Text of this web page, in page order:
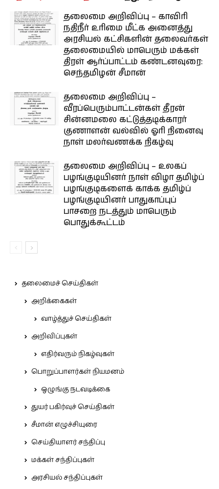
தலைமை அறிவிப்பு – காவிரி
நதிநீர் உரிமை மீட்க அனைத்து
அரசியல் கட்சிகளின் தலைவர்கள்
தலைமையில் மாபெரும் மக்கள்
திரள் ஆர்ப்பாட்டம் கண்டனவுரை:
செந்தமிழன் சீமான்
தலைமை அறிவிப்பு –
வீரப்பெரும்பாட்டன்கள் தீரன்
சின்னமலை கட்டுத்தடிக்காரர்
குணாளன் வல்வில் ஓரி நினைவு
நாள் மலர்வணக்க நிகழ்வு
தலைமை அறிவிப்பு – உலகப்
பழங்குடியினர் நாள் விழா தமிழ்ப்
பழங்குடிகளைக் காக்க தமிழ்ப்
பழங்குடியினர் பாதுகாப்புப்
பாசறை நடத்தும் மாபெரும்
பொதுக்கூட்டம்
தலைமைச் செய்திகள்
அறிக்கைகள்
வாழ்த்துச் செய்திகள்
அறிவிப்புகள்
எதிர்வரும் நிகழ்வுகள்
பொறுப்பாளர்கள் நியமனம்
ஒழுங்கு நடவடிக்கை
துயர் பகிர்வுச் செய்திகள்
சீமான் எழுச்சியுரை
செய்தியாளர் சந்திப்பு
மக்கள் சந்திப்புகள்
அரசியல் சந்திப்புகள்